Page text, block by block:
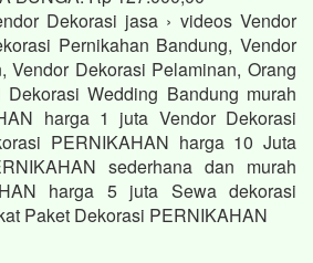
Dekorasi jasa › videos Vendor
Pernikahan Bandung, Vendor
Vendor Dekorasi Pelaminan, Orang
Wedding Bandung murah
harga 1 juta Vendor Dekorasi
PERNIKAHAN harga 10 Juta
sederhana dan murah
harga 5 juta Sewa dekorasi
Paket Dekorasi PERNIKAHAN